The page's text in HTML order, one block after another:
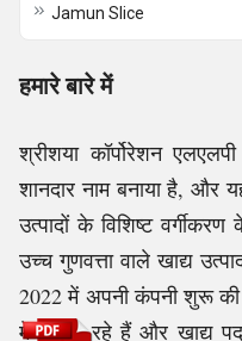
Jamun Slice
हमारे बारे में
श्रीशया कॉर्पोरेशन
शानदार नाम बनाया है, और
उत्पादों के विशिष्ट
उच्च गुणवत्ता वाले खाद्य
2022 में अपनी कंपनी शुरू की
में सफल रहे हैं और खाद्य